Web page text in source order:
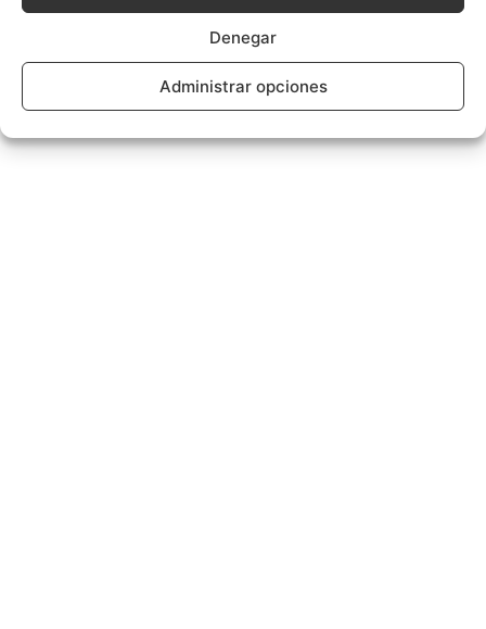
Denegar
Administrar opciones